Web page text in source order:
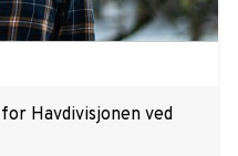
Havdivisjonen ved